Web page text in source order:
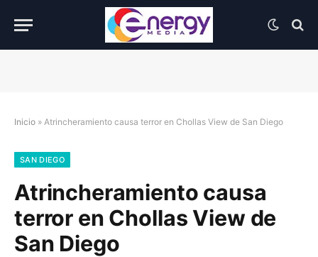
Inicio » Atrincheramiento causa terror en Chollas View de San Diego
SAN DIEGO
Atrincheramiento causa
terror en Chollas View de
San Diego